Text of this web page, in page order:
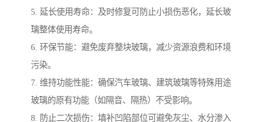
5. 延长使用寿命：及时修复可防止小损伤恶化，延长玻
璃整体使用寿命。
6. 环保节能：避免废弃整块玻璃，减少资源浪费和环境
污染。
7. 维持功能性能：确保汽车玻璃、建筑玻璃等特殊用途
玻璃的原有功能（如隔音、隔热）不受影响。
8. 防止二次损伤：填补凹陷部位可避免灰尘、水分渗入